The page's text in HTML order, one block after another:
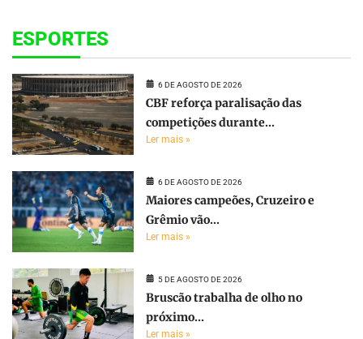
ESPORTES
6 DE AGOSTO DE 2026
CBF reforça paralisação das
competições durante...
Ler mais »
6 DE AGOSTO DE 2026
Maiores campeões, Cruzeiro e
Grêmio vão...
Ler mais »
5 DE AGOSTO DE 2026
Bruscão trabalha de olho no
próximo...
Ler mais »